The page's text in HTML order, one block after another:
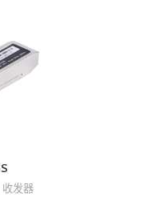
收发器